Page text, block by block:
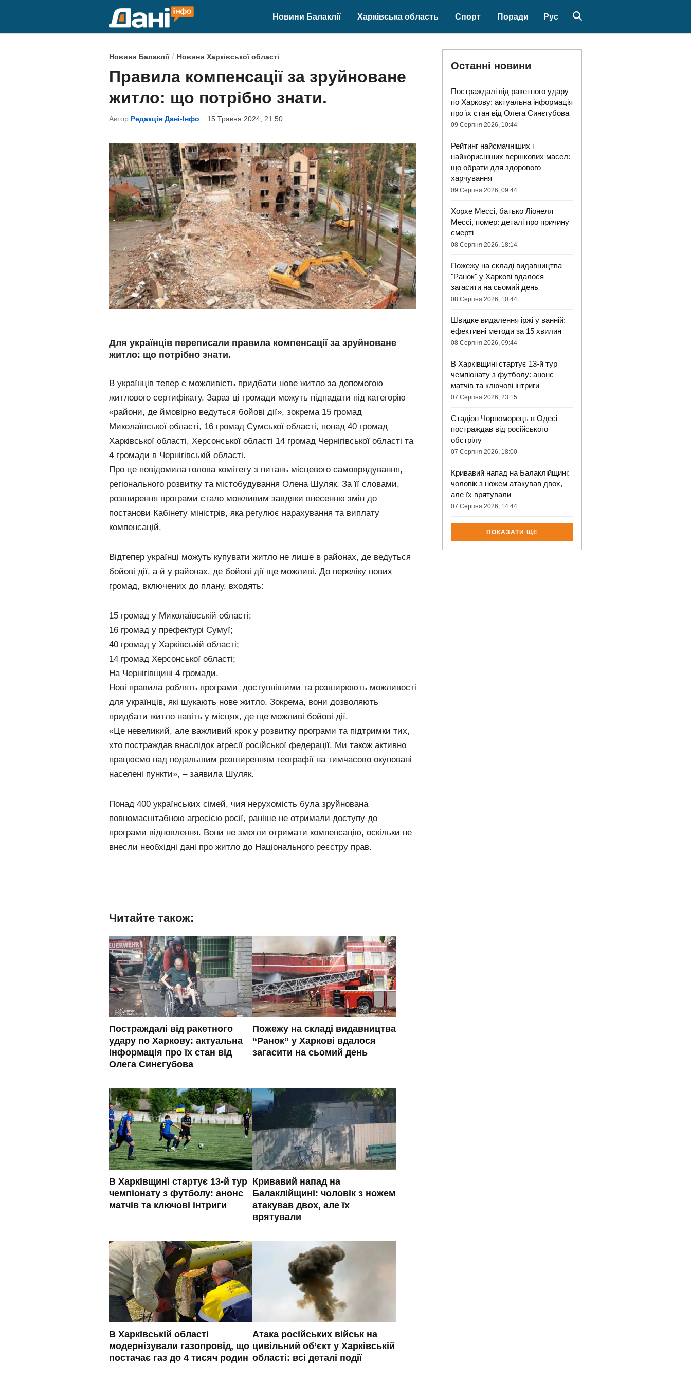
Новини Балаклії Харківська область Спорт Поради Рус
P
o
s
t
i
n
Новини Балаклії/ Новини Харківської області
Правила компенсації за зруйноване
житло: що потрібно знати.
Автор Редакція Дані-Інфо 15 Травня 2024, 21:50
Для українців переписали правила компенсації за зруйноване
житло: що потрібно знати.
В українців тепер є можливість придбати нове житло за допомогою
житлового сертифікату. Зараз ці громади можуть підпадати під категорію
«райони, де ймовірно ведуться бойові дії», зокрема 15 громад
Миколаївської області, 16 громад Сумської області, понад 40 громад
Харківської області, Херсонської області 14 громад Чернігівської області та
4 громади в Чернігівській області.
Про це повідомила голова комітету з питань місцевого самоврядування,
регіонального розвитку та містобудування Олена Шуляк. За її словами,
розширення програми стало можливим завдяки внесенню змін до
постанови Кабінету міністрів, яка регулює нарахування та виплату
компенсацій.
Відтепер українці можуть купувати житло не лише в районах, де ведуться
бойові дії, а й у районах, де бойові дії ще можливі. До переліку нових
громад, включених до плану, входять:
15 громад у Миколаївській області;
16 громад у префектурі Сумуї;
40 громад у Харківській області;
14 громад Херсонської області;
На Чернігівщині 4 громади.
Нові правила роблять програми доступнішими та розширюють можливості
для українців, які шукають нове житло. Зокрема, вони дозволяють
придбати житло навіть у місцях, де ще можливі бойові дії.
«Це невеликий, але важливий крок у розвитку програми та підтримки тих,
хто постраждав внаслідок агресії російської федерації. Ми також активно
працюємо над подальшим розширенням географії на тимчасово окуповані
населені пункти», – заявила Шуляк.
Понад 400 українських сімей, чия нерухомість була зруйнована
повномасштабною агресією росії, раніше не отримали доступу до
програми відновлення. Вони не змогли отримати компенсацію, оскільки не
внесли необхідні дані про житло до Національного реєстру прав.
Читайте також:
Постраждалі від ракетного
удару по Харкову: актуальна
інформація про їх стан від
Олега Синєгубова
Пожежу на складі видавництва
“Ранок” у Харкові вдалося
загасити на сьомий день
В Харківщині стартує 13-й тур
чемпіонату з футболу: анонс
матчів та ключові інтриги
Кривавий напад на
Балаклійщині: чоловік з ножем
атакував двох, але їх
врятували
В Харківській області
модернізували газопровід, що
постачає газ до 4 тисяч родин
Атака російських військ на
цивільний об’єкт у Харківській
області: всі деталі події
Останні новини
Постраждалі від ракетного удару
по Харкову: актуальна інформація
про їх стан від Олега Синєгубова
09 Серпня 2026, 10:44
Рейтинг найсмачніших і
найкорисніших вершкових масел:
що обрати для здорового
харчування
09 Серпня 2026, 09:44
Хорхе Мессі, батько Ліонеля
Мессі, помер: деталі про причину
смерті
08 Серпня 2026, 18:14
Пожежу на складі видавництва
"Ранок" у Харкові вдалося
загасити на сьомий день
08 Серпня 2026, 10:44
Швидке видалення іржі у ванній:
ефективні методи за 15 хвилин
08 Серпня 2026, 09:44
В Харківщині стартує 13-й тур
чемпіонату з футболу: анонс
матчів та ключові інтриги
07 Серпня 2026, 23:15
Стадіон Чорноморець в Одесі
постраждав від російського
обстрілу
07 Серпня 2026, 18:00
Кривавий напад на Балаклійщині:
чоловік з ножем атакував двох,
але їх врятували
07 Серпня 2026, 14:44
ПОКАЗАТИ ЩЕ